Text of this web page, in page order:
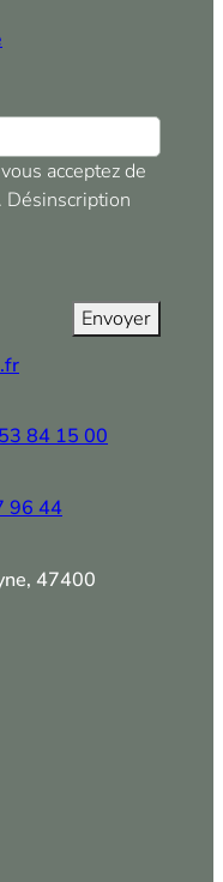
acceptez de
Désinscription
84 15 00
96 44
47400